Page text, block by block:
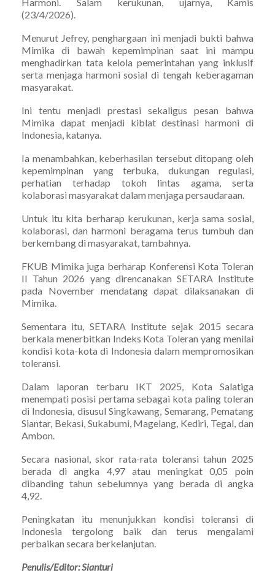
(23/4/2026).
Menurut Jefrey, penghargaan ini menjadi bukti bahwa
Mimika di bawah kepemimpinan saat ini mampu
menghadirkan tata kelola pemerintahan yang inklusif
serta menjaga harmoni sosial di tengah keberagaman
masyarakat.
Ini tentu menjadi prestasi sekaligus pesan bahwa
Mimika dapat menjadi kiblat destinasi harmoni di
Indonesia, katanya.
Ia menambahkan, keberhasilan tersebut ditopang oleh
kepemimpinan yang terbuka, dukungan regulasi,
perhatian terhadap tokoh lintas agama, serta
kolaborasi masyarakat dalam menjaga persaudaraan.
Untuk itu kita berharap kerukunan, kerja sama sosial,
kolaborasi, dan harmoni beragama terus tumbuh dan
berkembang di masyarakat, tambahnya.
FKUB Mimika juga berharap Konferensi Kota Toleran
II Tahun 2026 yang direncanakan SETARA Institute
pada November mendatang dapat dilaksanakan di
Mimika.
Sementara itu, SETARA Institute sejak 2015 secara
berkala menerbitkan Indeks Kota Toleran yang menilai
kondisi kota-kota di Indonesia dalam mempromosikan
toleransi.
Dalam laporan terbaru IKT 2025, Kota Salatiga
menempati posisi pertama sebagai kota paling toleran
di Indonesia, disusul Singkawang, Semarang, Pematang
Siantar, Bekasi, Sukabumi, Magelang, Kediri, Tegal, dan
Ambon.
Secara nasional, skor rata-rata toleransi tahun 2025
berada di angka 4,97 atau meningkat 0,05 poin
dibanding tahun sebelumnya yang berada di angka
4,92.
Peningkatan itu menunjukkan kondisi toleransi di
Indonesia tergolong baik dan terus mengalami
perbaikan secara berkelanjutan.
Penulis/Editor: Sianturi